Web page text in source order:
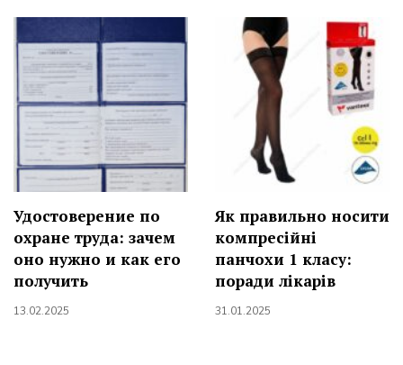
Удостоверение по
охране труда: зачем
оно нужно и как его
получить
13.02.2025
Як правильно носити
компресійні
панчохи 1 класу:
поради лікарів
31.01.2025